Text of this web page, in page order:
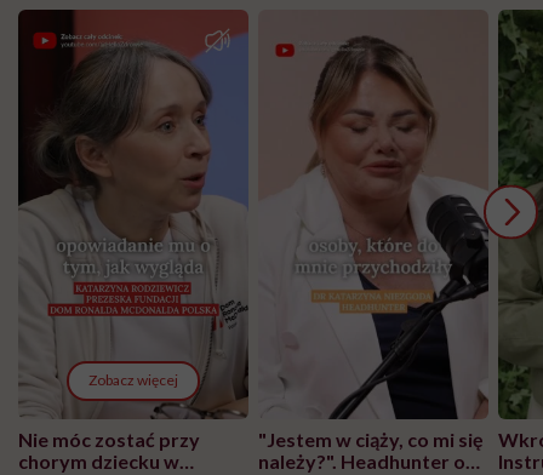
Zobacz więcej
Nie móc zostać przy
chorym dziecku w
"Jestem w ciąży, co mi się
należy?". Headhunter o